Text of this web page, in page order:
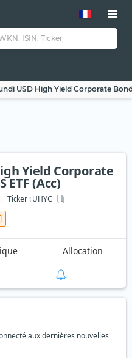
USD High Yield Corporate Bond
Yield Corporate
ETF (Acc)
Ticker :UHYC
Allocation
aux dernières nouvelles